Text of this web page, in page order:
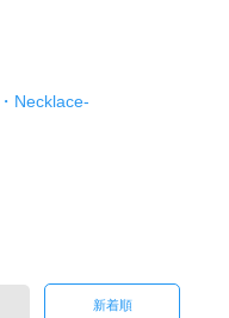
Necklace-
新着順